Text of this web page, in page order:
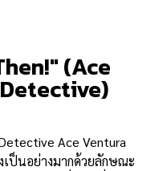
(Ace
Ace Ventura
ป็นอย่างมากด้วยลักษณะ